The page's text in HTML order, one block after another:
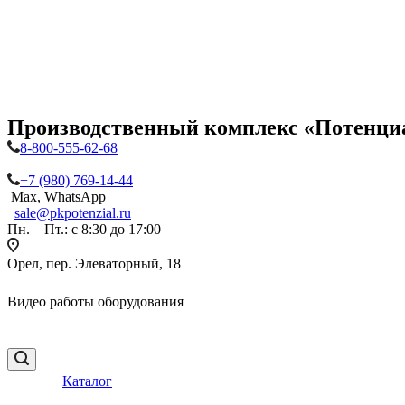
Производственный комплекс
8-800-555-62-68
+7 (980) 769-14-44
Max, WhatsApp
sale@pkpotenzial.ru
Пн. – Пт.: с 8:30 до 17:00
Орел, пер. Элеваторный, 18
Видео работы оборудования
Каталог